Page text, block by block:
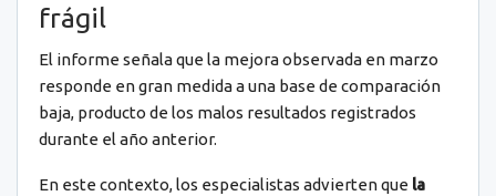
frágil
El informe señala que la mejora observada en marzo
responde en gran medida a una base de comparación
baja, producto de los malos resultados registrados
durante el año anterior.
En este contexto, los especialistas advierten que la